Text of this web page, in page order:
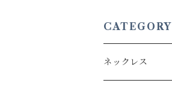
CATEGORY
ネックレス